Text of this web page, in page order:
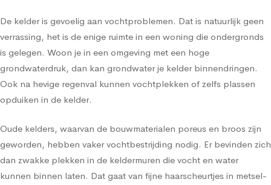
De kelder is gevoelig aan vochtproblemen. Dat is natuurlijk geen
verrassing, het is de enige ruimte in een woning die ondergronds
is gelegen. Woon je in een omgeving met een hoge
grondwaterdruk, dan kan grondwater je kelder binnendringen.
Ook na hevige regenval kunnen vochtplekken of zelfs plassen
opduiken in de kelder.
Oude kelders, waarvan de bouwmaterialen poreus en broos zijn
geworden, hebben vaker vochtbestrijding nodig. Er bevinden zich
dan zwakke plekken in de keldermuren die vocht en water
kunnen binnen laten. Dat gaat van fijne haarscheurtjes in metsel-